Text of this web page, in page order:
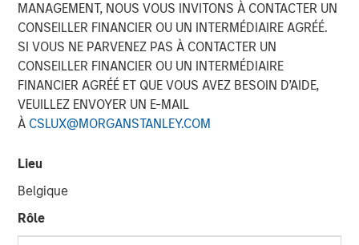
MANAGEMENT, NOUS VOUS INVITONS À CONTACTER UN
CONSEILLER FINANCIER OU UN INTERMÉDIAIRE AGRÉÉ.
SI VOUS NE PARVENEZ PAS À CONTACTER UN
CONSEILLER FINANCIER OU UN INTERMÉDIAIRE
FINANCIER AGRÉÉ ET QUE VOUS AVEZ BESOIN D’AIDE,
VEUILLEZ ENVOYER UN E-MAIL
À CSLUX@MORGANSTANLEY.COM
Lieu
Belgique
Rôle
Hausse de l’énergie,
conflits géopolitiques et
évolution du discours
29 AVRIL 2026
The Authors
Bruno Paulson